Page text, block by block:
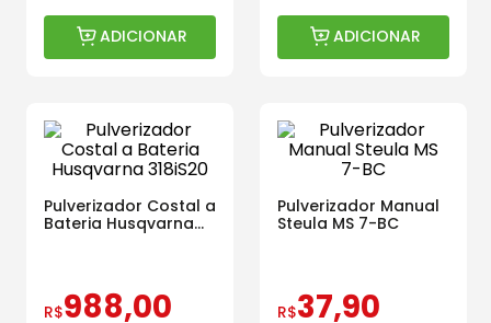
ADICIONAR ADICIONAR
Pulverizador Costal a
Bateria Husqvarna
R$988,00
Pulverizador Manual
Steula MS 7-BC
R$37,90